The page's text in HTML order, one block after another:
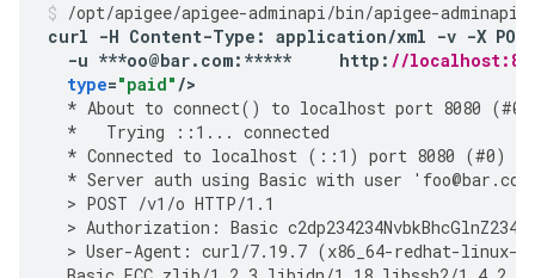
/opt/apigee/apigee-adminapi/bin/apigee-adminapi
curl -H Content-Type : application/xml -v -X
-u ***oo@bar. com: ***** http : //
type="paid"/>
* About to connect() to localhost port 8080 (#0
*
Trying :: 1 ... connected
* Connected to localhost ( :: 1 ) port 8080 (#0)
* Server auth using Basic with user ' foo@bar .com
  >
POST /v1 /o HTTP/1.1
  >
Authorization : Basic
  >
User-Agent : curl/7.19.7 (x86_64-redhat-linux-